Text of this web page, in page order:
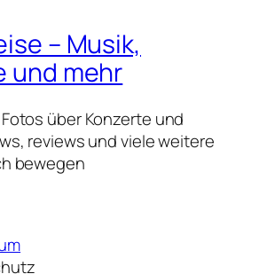
– Musik,
und mehr
über Konzerte und
reviews und viele weitere
bewegen